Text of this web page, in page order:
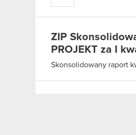
ZIP
PROJEKT za I
Skonsolidowany raport